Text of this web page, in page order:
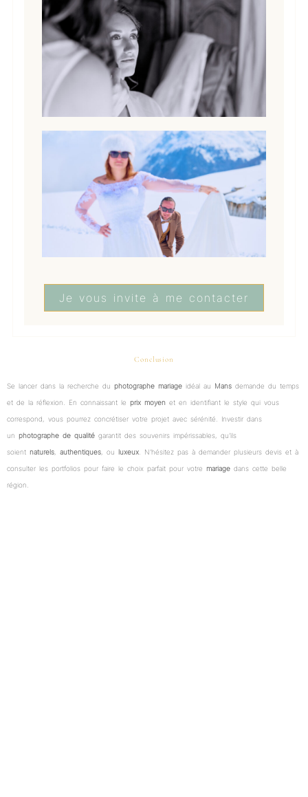
Je vous invite à me contacter
Conclusion
Se lancer dans la recherche du photographe mariage idéal au Mans demande du temps
et de la réflexion. En connaissant le prix moyen et en identifiant le style qui vous
correspond, vous pourrez concrétiser votre projet avec sérénité. Investir dans
un photographe de qualité garantit des souvenirs impérissables, qu’ils
soient naturels authentiques , ou luxeux . N’hésitez pas à demander plusieurs devis et à
consulter les portfolios pour faire le choix parfait pour votre mariage dans cette belle
région.